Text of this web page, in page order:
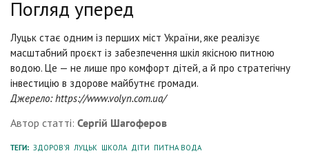
Погляд уперед
Луцьк стає одним із перших міст України, яке реалізує
масштабний проєкт із забезпечення шкіл якісною питною
водою. Це — не лише про комфорт дітей, а й про стратегічну
інвестицію в здорове майбутнє громади.
Джерело: https://www.volyn.com.ua/
Автор статті: Сергій Шагоферов
ТЕГИ: ЗДОРОВ'Я ЛУЦЬК ШКОЛА ДІТИ ПИТНА ВОДА